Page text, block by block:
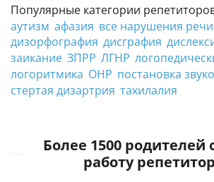
Популярные категории
аутизм афазия все нарушения речи
дизорфография дисграфия
заикание ЗПРР ЛГНР
логоритмика ОНР постановка
стертая дизартрия тахилалия
Более 1500 родителей
работу